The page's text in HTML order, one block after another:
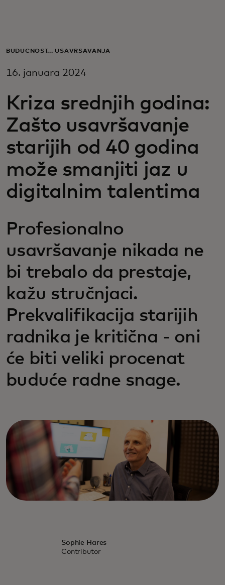
Za biznis
Za inovatore
Novosti i trendovi
BUDUĆNOST... USAVRŠAVANJA
16. januara 2024
Kriza srednjih godina:
Zašto usavršavanje
starijih od 40 godina
može smanjiti jaz u
digitalnim talentima
Profesionalno
usavršavanje nikada ne
bi trebalo da prestaje,
kažu stručnjaci.
Prekvalifikacija starijih
radnika je kritična - oni
će biti veliki procenat
buduće radne snage.
Sophie Hares
Contributor